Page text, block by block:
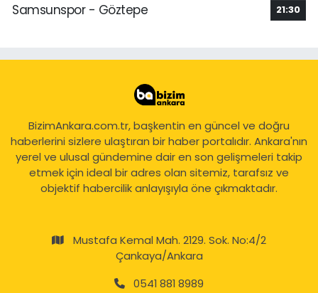
Samsunspor - Göztepe
21:30
BizimAnkara.com.tr, başkentin en güncel ve doğru
haberlerini sizlere ulaştıran bir haber portalıdır. Ankara'nın
yerel ve ulusal gündemine dair en son gelişmeleri takip
etmek için ideal bir adres olan sitemiz, tarafsız ve
objektif habercilik anlayışıyla öne çıkmaktadır.
Mustafa Kemal Mah. 2129. Sok. No:4/2
Çankaya/Ankara
0541 881 8989